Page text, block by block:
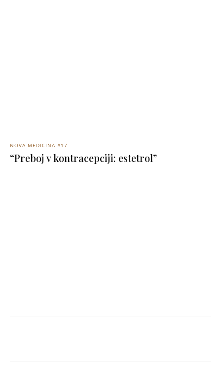
NOVA MEDICINA #17
“Preboj v kontracepciji: estetrol”